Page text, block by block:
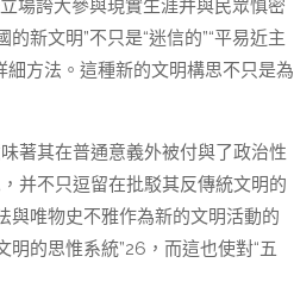
場誇大參與現實生涯并與民眾慎密
新文明”不只是“迷信的”“平易近主
細方法。這種新的文明構思不只是為
著其在普通意義外被付與了政治性
并不只逗留在批駁其反傳統文明的
與唯物史不雅作為新的文明活動的
的思惟系統”26，而這也使對“五